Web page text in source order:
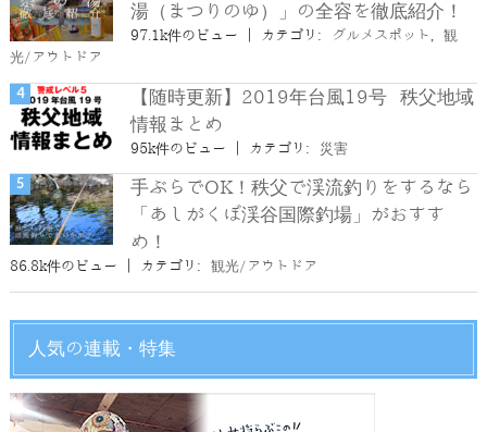
湯（まつりのゆ）」の全容を徹底紹介！
97.1k件のビュー カテゴリ: グルメスポット , 観
光/アウトドア
【随時更新】2019年台風19号 秩父地域
情報まとめ
95k件のビュー カテゴリ: 災害
手ぶらでOK！秩父で渓流釣りをするなら
「あしがくぼ渓谷国際釣場」がおすす
め！
86.8k件のビュー カテゴリ: 観光/アウトドア
人気の連載・特集